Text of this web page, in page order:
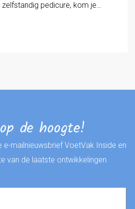
zelfstandig pedicure, kom je…
de hoogte!
e-mailnieuwsbrief VoetVak Inside en
van de laatste ontwikkelingen.